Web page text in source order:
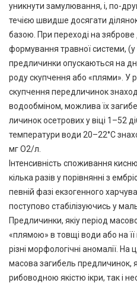
уникнути замулювання, і, по-
течією швидше досягати
базою. При переході на зяброве
формування травної системи, (у
предличинки опускаються на
роду скупчення або «плями». У
скупчення передличинок
водообміном, можлива їх
личинок осетрових у віці 1–52
температури води 20–22°С
мг О2/л.
Інтенсивність споживання
кілька разів у порівнянні з
певній фазі екзогенного
поступово стабілізуючись у
Предличинки, якіу період
«плямою» в товщі води або на
різні морфологічні аномалії.
масова загибель предличинок,
рибоводною якістю ікри, так і